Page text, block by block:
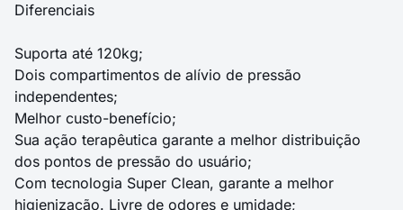
Diferenciais
Suporta até 120kg;
Dois compartimentos de alívio de pressão
independentes;
Melhor custo-benefício;
Sua ação terapêutica garante a melhor distribuição
dos pontos de pressão do usuário;
Com tecnologia Super Clean, garante a melhor
higienização. Livre de odores e umidade;